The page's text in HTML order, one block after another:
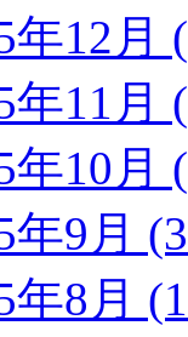
年12月
年11月
年10月
年9月
年8月